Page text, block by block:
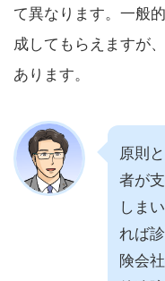
て異なります。一般
成してもらえますが
あります。
原則
者が
しま
れば
険会